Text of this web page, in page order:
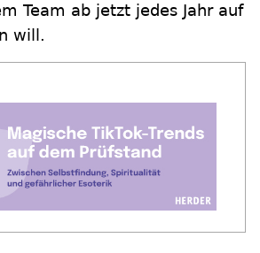
Team ab jetzt jedes Jahr auf
will.